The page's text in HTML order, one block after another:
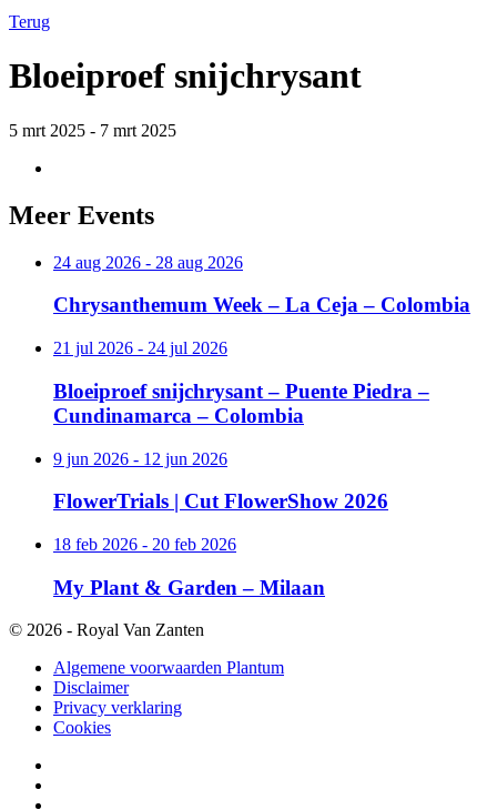
Terug
Bloeiproef snijchrysant
5 mrt 2025 - 7 mrt 2025
Meer Events
24 aug 2026 - 28 aug 2026
Chrysanthemum Week – La Ceja – Colombia
21 jul 2026 - 24 jul 2026
Bloeiproef snijchrysant – Puente Piedra –
Cundinamarca – Colombia
9 jun 2026 - 12 jun 2026
FlowerTrials | Cut FlowerShow 2026
18 feb 2026 - 20 feb 2026
My Plant & Garden – Milaan
© 2026 - Royal Van Zanten
Algemene voorwaarden Plantum
Disclaimer
Privacy verklaring
Cookies